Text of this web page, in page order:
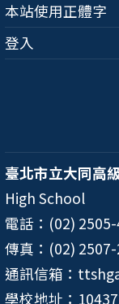
本站使用正體字
登入
臺北市立大同高
High School
電話：(02)
傳真：(02)
通訊信箱：
學校地址：